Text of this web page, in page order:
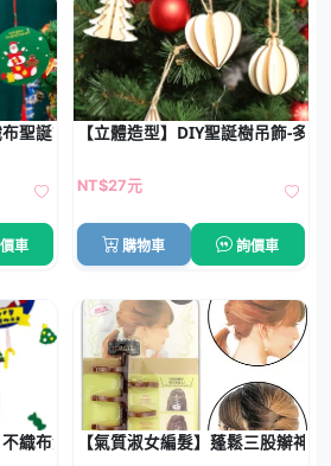
布聖誕節掛飾 小學禮品 美勞材料包
車
【立體造型】DIY聖誕樹吊飾-多
NT$27元
購物車 詢價車
不織布免縫立體聖誕花環 親子手作交換禮
【氣質淑女編髮】蓬鬆三股辮神